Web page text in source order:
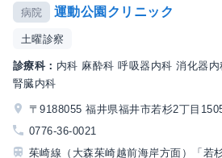
病院 運動公園クリニック
土曜診察
診療科： 内科 麻酔科 呼吸器内科 消化器
腎臓内科
〒9188055 福井県福井市若杉2丁目
0776-36-0021
茱崎線（大森茱崎越前海岸方面）「若